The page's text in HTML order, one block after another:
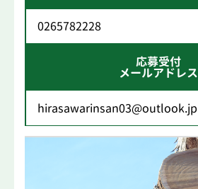
0265782228
応募受付
メールアドレス
hirasawarinsan03@outlook.jp